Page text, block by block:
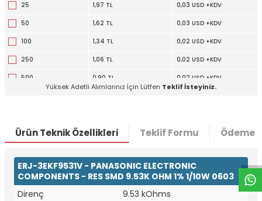
W
h
t
a
p
p
D
e
s
e
H
a
t
t
25 1,97 TL 0,03 USD +KDV
50 1,62 TL 0,03 USD +KDV
100 1,34 TL 0,02 USD +KDV
250 1,06 TL 0,02 USD +KDV
500 0,90 TL 0,02 USD +KDV
Yüksek Adetli Alımlarınız İçin Lütfen Teklif İsteyiniz.
Ürün Teknik Özellikleri Teklif Formu Ödeme
ERJ-3EKF9531V - PANASONIC ELECTRONIC
COMPONENTS - RES SMD 9.53K OHM 1% 1/10W 0603
Direnç
9.53 kOhms